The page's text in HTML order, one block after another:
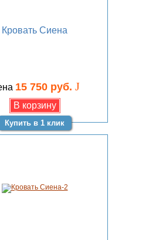
Кровать Сиена
15 750 руб. J
Купить в 1 клик